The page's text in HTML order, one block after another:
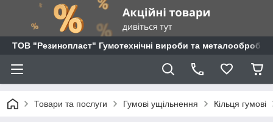
ТОВ "Резинопласт" Гумотехнічні вироби та металообробка
Товари та послуги Гумові ущільнення Кільця гумові